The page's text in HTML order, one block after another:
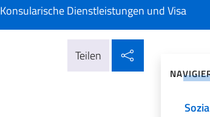
Konsularische Dienstleistungen und Visa
Teilen